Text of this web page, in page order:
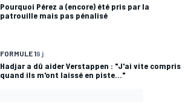
Pourquoi Pérez a (encore) été pris par la
patrouille mais pas pénalisé
FORMULE 19 j
Hadjar a dû aider Verstappen : "J'ai vite compris
quand ils m'ont laissé en piste..."